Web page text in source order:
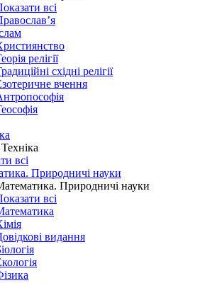
всі
релігії
східні релігії
вчення
всі
Природничі науки
Природничі науки
всі
видання